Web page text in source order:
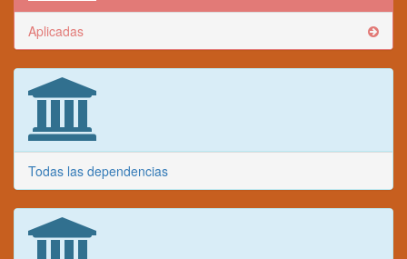
Aplicadas
Todas las dependencias